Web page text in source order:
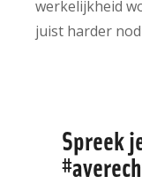
werkelijkheid
juist harder
Spreek